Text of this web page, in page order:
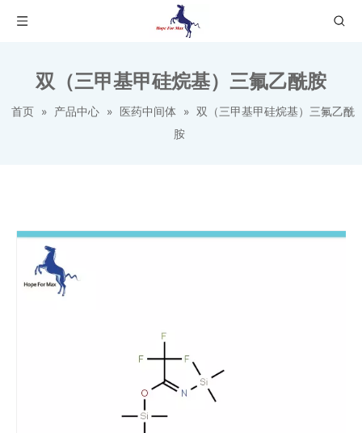
双（三甲基甲硅烷基）三氟乙酰胺
首页 » 产品中心 » 医药中间体 » 双（三甲基甲硅烷基）三氟乙酰
胺